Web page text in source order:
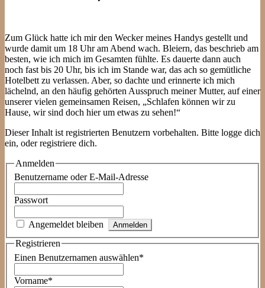
Zum Glück hatte ich mir den Wecker meines Handys gestellt und
wurde damit um 18 Uhr am Abend wach. Bleiern, das beschrieb am
besten, wie ich mich im Gesamten fühlte. Es dauerte dann auch
noch fast bis 20 Uhr, bis ich im Stande war, das ach so gemütliche
Hotelbett zu verlassen. Aber, so dachte und erinnerte ich mich
lächelnd, an den häufig gehörten Ausspruch meiner Mutter, auf einer
unserer vielen gemeinsamen Reisen, „Schlafen können wir zu
Hause, wir sind doch hier um etwas zu sehen!“
Dieser Inhalt ist registrierten Benutzern vorbehalten. Bitte logge dich
ein, oder registriere dich.
Anmelden
Benutzername oder E-Mail-Adresse
Passwort
Angemeldet bleiben
Registrieren
Einen Benutzernamen auswählen*
Vorname*